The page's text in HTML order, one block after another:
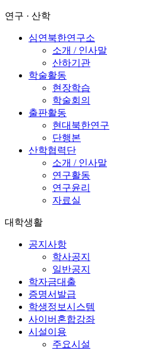
연구 · 산학
심연북한연구소
소개 / 인사말
산하기관
학술활동
현장학습
학술회의
출판활동
현대북한연구
단행본
산학협력단
소개 / 인사말
연구활동
연구윤리
자료실
대학생활
공지사항
학사공지
일반공지
학자금대출
증명서발급
학생정보시스템
사이버혼합강좌
시설이용
주요시설